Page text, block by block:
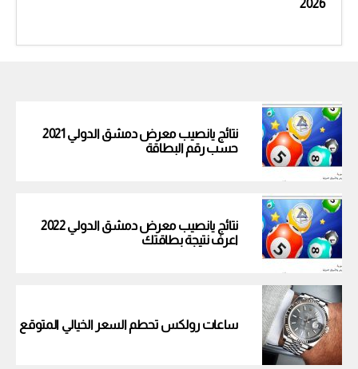
2026
نتائج يانصيب معرض دمشق الدولي 2021
حسب رقم البطاقة
نتائج يانصيب معرض دمشق الدولي 2022
اعرف نتيجة بطاقتك
ساعات رولكس تحطم السعر الخيالي المتوقع